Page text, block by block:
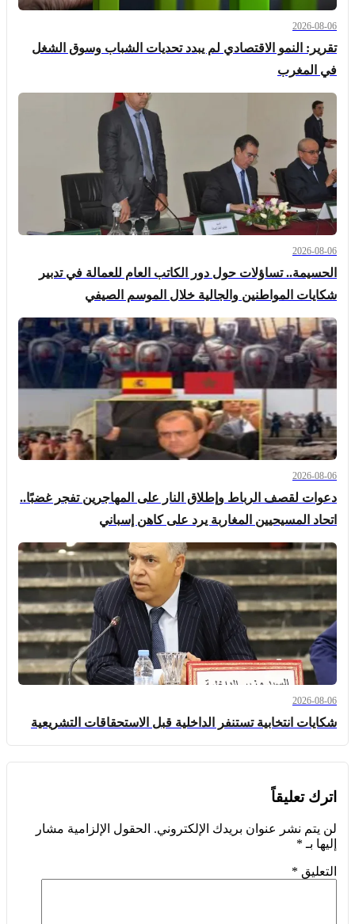
2026-08-06
تقرير: النمو الاقتصادي لم يبدد تحديات الشباب وسوق الشغل
في المغرب
2026-08-06
الحسيمة.. تساؤلات حول دور الكاتب العام للعمالة في تدبير
شكايات المواطنين والجالية خلال الموسم الصيفي
2026-08-06
دعوات لقصف الرباط وإطلاق النار على المهاجرين تفجر غضبًا..
اتحاد المسيحيين المغاربة يرد على كاهن إسباني
2026-08-06
شكايات انتخابية تستنفر الداخلية قبل الاستحقاقات التشريعية
اترك تعليقاً
لن يتم نشر عنوان بريدك الإلكتروني. الحقول الإلزامية مشار
إليها بـ *
التعليق *